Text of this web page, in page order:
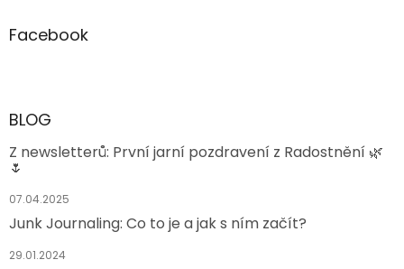
Facebook
BLOG
Z newsletterů: První jarní pozdravení z Radostnění 🌿
🌷
07.04.2025
Junk Journaling: Co to je a jak s ním začít?
29.01.2024